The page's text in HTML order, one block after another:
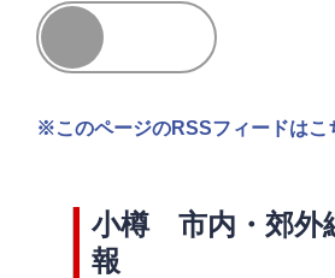
※このページのRSSフィードはこ
小樽 市内・郊
報